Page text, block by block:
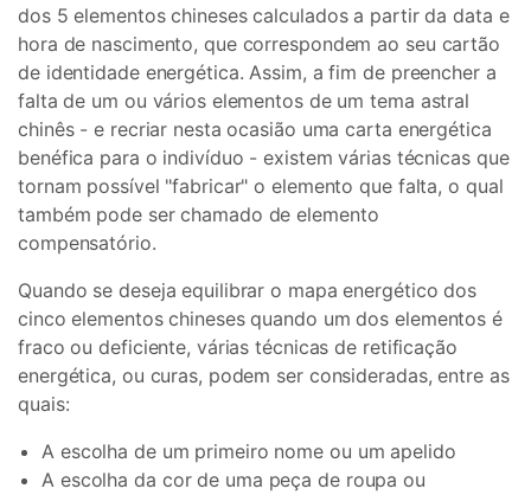
dos 5 elementos chineses calculados a partir da data e
hora de nascimento, que correspondem ao seu cartão
de identidade energética. Assim, a fim de preencher a
falta de um ou vários elementos de um tema astral
chinês - e recriar nesta ocasião uma carta energética
benéfica para o indivíduo - existem várias técnicas que
tornam possível "fabricar" o elemento que falta, o qual
também pode ser chamado de elemento
compensatório.
Quando se deseja equilibrar o mapa energético dos
cinco elementos chineses quando um dos elementos é
fraco ou deficiente, várias técnicas de retificação
energética, ou curas, podem ser consideradas, entre as
quais:
A escolha de um primeiro nome ou um apelido
A escolha da cor de uma peça de roupa ou